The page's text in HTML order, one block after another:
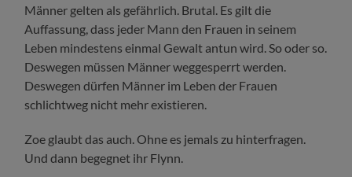
Männer gelten als gefährlich. Brutal. Es gilt die
Auffassung, dass jeder Mann den Frauen in seinem
Leben mindestens einmal Gewalt antun wird. So oder so.
Deswegen müssen Männer weggesperrt werden.
Deswegen dürfen Männer im Leben der Frauen
schlichtweg nicht mehr existieren.
Zoe glaubt das auch. Ohne es jemals zu hinterfragen.
Und dann begegnet ihr Flynn.